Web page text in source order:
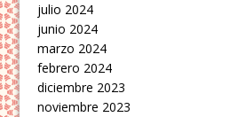
julio 2024
junio 2024
marzo 2024
febrero 2024
diciembre 2023
noviembre 2023